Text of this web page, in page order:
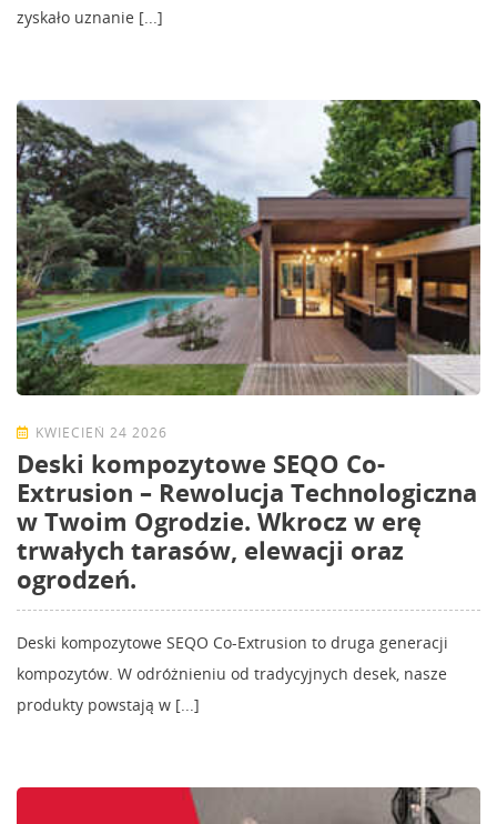
zyskało uznanie [...]
KWIECIEŃ 24 2026
Deski kompozytowe SEQO Co-
Extrusion – Rewolucja Technologiczna
w Twoim Ogrodzie. Wkrocz w erę
trwałych tarasów, elewacji oraz
ogrodzeń.
Deski kompozytowe SEQO Co-Extrusion to druga generacji
kompozytów. W odróżnieniu od tradycyjnych desek, nasze
produkty powstają w [...]